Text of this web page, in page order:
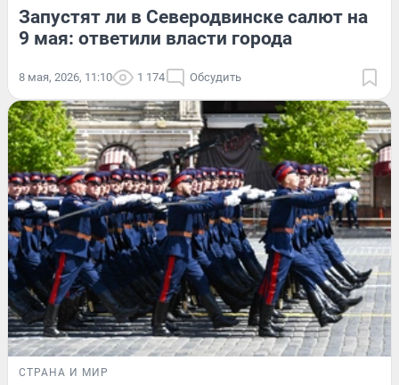
Запустят ли в Северодвинске салют на
9 мая: ответили власти города
8 мая, 2026, 11:10 1 174 Обсудить
СТРАНА И МИР